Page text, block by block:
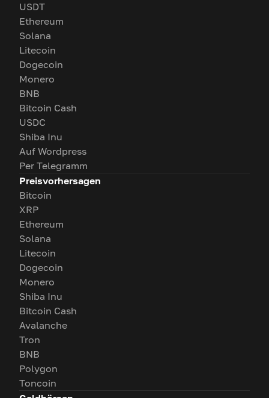
USDT
Ethereum
Solana
Litecoin
Dogecoin
Monero
BNB
Bitcoin Cash
USDC
Shiba Inu
Auf Wordpress
Per Telegramm
Preisvorhersagen
Bitcoin
XRP
Ethereum
Solana
Litecoin
Dogecoin
Monero
Shiba Inu
Bitcoin Cash
Avalanche
Tron
BNB
Polygon
Toncoin